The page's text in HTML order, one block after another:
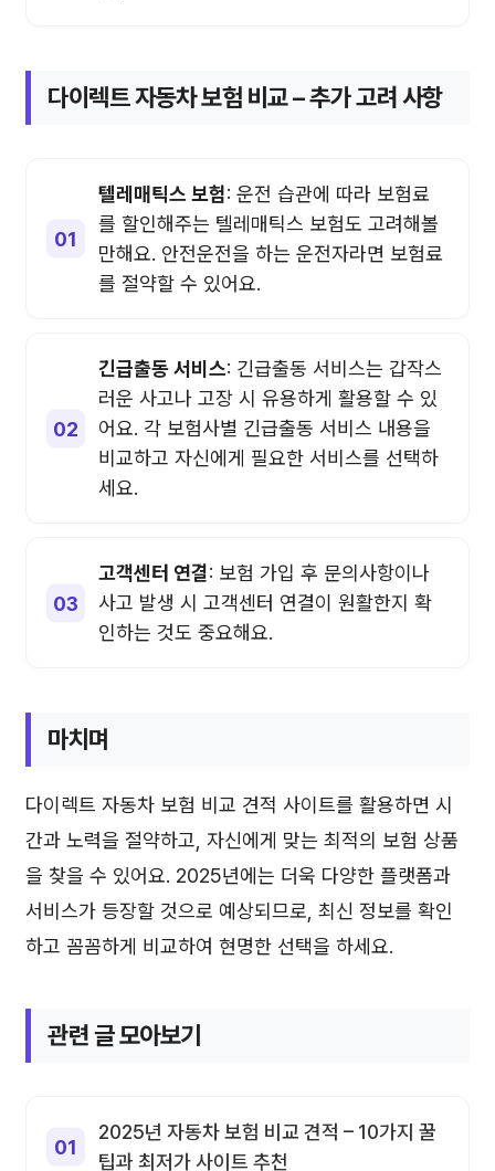
다이렉트 자동차 보험 비교 – 추가 고려 사항
텔레매틱스 보험: 운전 습관에 따라 보험료
를 할인해주는 텔레매틱스 보험도 고려해볼
만해요. 안전운전을 하는 운전자라면 보험료
를 절약할 수 있어요.
긴급출동 서비스: 긴급출동 서비스는 갑작스
러운 사고나 고장 시 유용하게 활용할 수 있
어요. 각 보험사별 긴급출동 서비스 내용을
비교하고 자신에게 필요한 서비스를 선택하
세요.
고객센터 연결: 보험 가입 후 문의사항이나
사고 발생 시 고객센터 연결이 원활한지 확
인하는 것도 중요해요.
마치며
다이렉트 자동차 보험 비교 견적 사이트를 활용하면 시
간과 노력을 절약하고, 자신에게 맞는 최적의 보험 상품
을 찾을 수 있어요. 2025년에는 더욱 다양한 플랫폼과
서비스가 등장할 것으로 예상되므로, 최신 정보를 확인
하고 꼼꼼하게 비교하여 현명한 선택을 하세요.
관련 글 모아보기
2025년 자동차 보험 비교 견적 – 10가지 꿀
팁과 최저가 사이트 추천